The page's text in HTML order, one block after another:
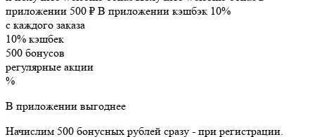
приложении 500 ₽ В приложении кэшбэк 10%
с каждого заказа
10% кэшбек
500 бонусов
регулярные акции
%
В приложении выгоднее
Начислим 500 бонусных рублей сразу - при регистрации.